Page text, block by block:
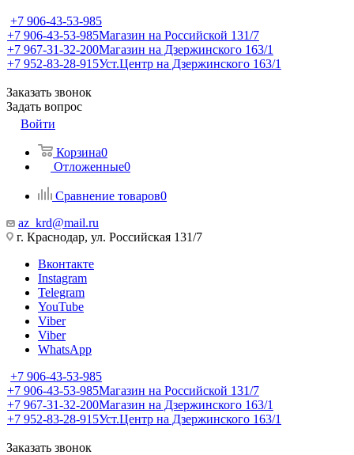
+7 906-43-53-985
+7 906-43-53-985Магазин на Российской 131/7
+7 967-31-32-200Магазин на Дзержинского 163/1
+7 952-83-28-915Уст.Центр на Дзержинского 163/1
Заказать звонок
Задать вопрос
Войти
Корзина0
Отложенные0
Сравнение товаров0
az_krd@mail.ru
г. Краснодар, ул. Российская 131/7
Вконтакте
Instagram
Telegram
YouTube
Viber
Viber
WhatsApp
+7 906-43-53-985
+7 906-43-53-985Магазин на Российской 131/7
+7 967-31-32-200Магазин на Дзержинского 163/1
+7 952-83-28-915Уст.Центр на Дзержинского 163/1
Заказать звонок